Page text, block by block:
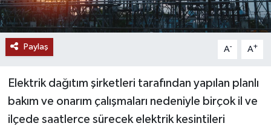
Paylaş A- A+
Elektrik dağıtım şirketleri tarafından yapılan planlı
bakım ve onarım çalışmaları nedeniyle birçok il ve
ilçede saatlerce sürecek elektrik kesintileri
SPOR
TEKNOLOJİ
YAŞAM